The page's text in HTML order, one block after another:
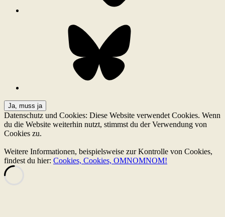
Datenschutz und Cookies: Diese Website verwendet Cookies. Wenn
du die Website weiterhin nutzt, stimmst du der Verwendung von
Cookies zu.
Weitere Informationen, beispielsweise zur Kontrolle von Cookies,
findest du hier: Cookies, Cookies, OMNOMNOM!